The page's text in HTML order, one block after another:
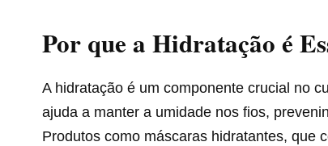
Por que a Hidratação é
A hidratação é um componente crucial no
ajuda a manter a umidade nos fios,
Produtos como máscaras hidratantes, que